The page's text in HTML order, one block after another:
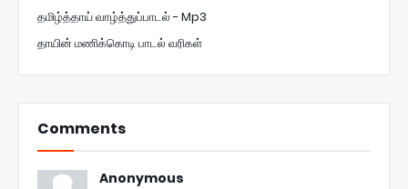
தமிழ்த்தாய் வாழ்த்துப்பாடல் - Mp3
தாயின் மணிக்கொடி பாடல் வரிகள்
Comments
Anonymous